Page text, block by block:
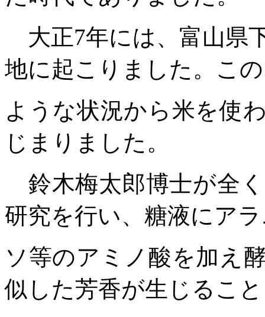
大正7年には、富山県
地に起こりました。この
ような状況から米を使
じまりました。
鈴木梅太郎博士が全
研究を行い、糖液にア
ソ等のアミノ酸を加え
似した芳香が生じるこ